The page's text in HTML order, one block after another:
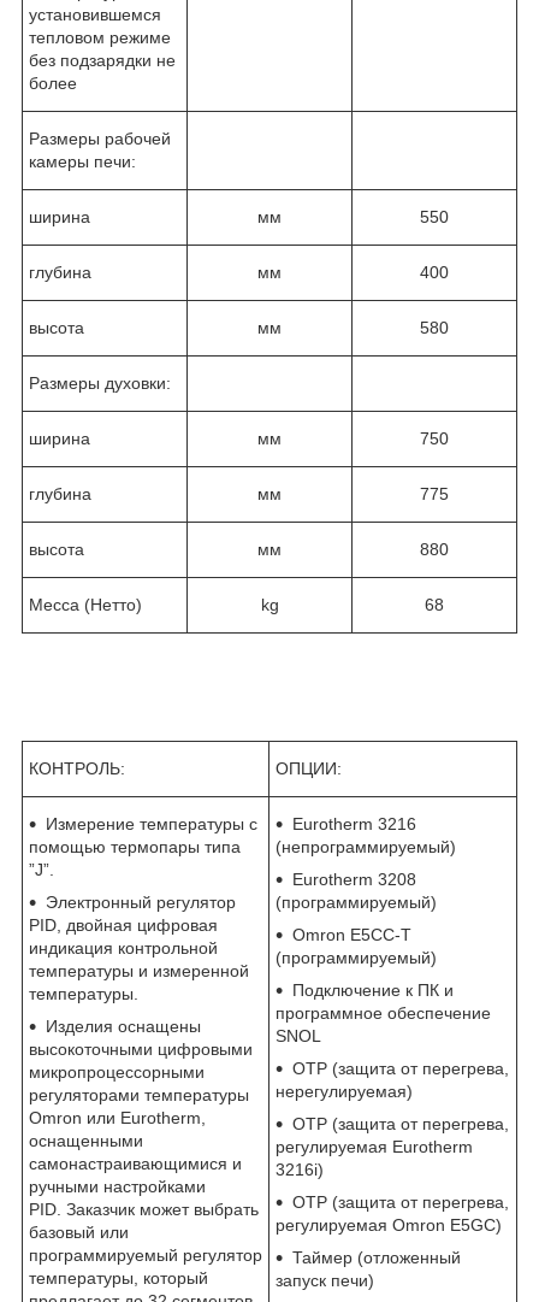
установившемся
тепловом режиме
без подзарядки не
более
Размеры рабочей
камеры печи:
ширина мм 550
глубина мм 400
высота мм 580
Размеры духовки:
ширина мм 750
глубина мм 775
высота мм 880
Месса (Нетто) kg 68
КОНТРОЛЬ: ОПЦИИ:
Измерение температуры с
помощью термопары типа
”J”.
Электронный регулятор
PID, двойная цифровая
индикация контрольной
температуры и измеренной
температуры.
Изделия оснащены
высокоточными цифровыми
микропроцессорными
регуляторами температуры
Omron или Eurotherm,
оснащенными
самонастраивающимися и
ручными настройками
PID. Заказчик может выбрать
базовый или
программируемый регулятор
температуры, который
Eurotherm 3216
(непрограммируемый)
Eurotherm 3208
(программируемый)
Omron E5CC-T
(программируемый)
Подключение к ПК и
программное обеспечение
SNOL
OTP (защита от перегрева,
нерегулируемая)
OTP (защита от перегрева,
регулируемая Eurotherm
3216i)
OTP (защита от перегрева,
регулируемая Omron E5GC)
Таймер (отложенный
запуск печи)